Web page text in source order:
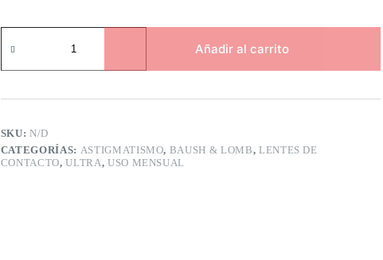
Ultra
Astigmatismo
Añadir al carrito
SKU:N/D
CATEGORÍAS: ASTIGMATISMO, BAUSH & LOMB, LENTES DE
CONTACTO,ULTRA, USO MENSUAL